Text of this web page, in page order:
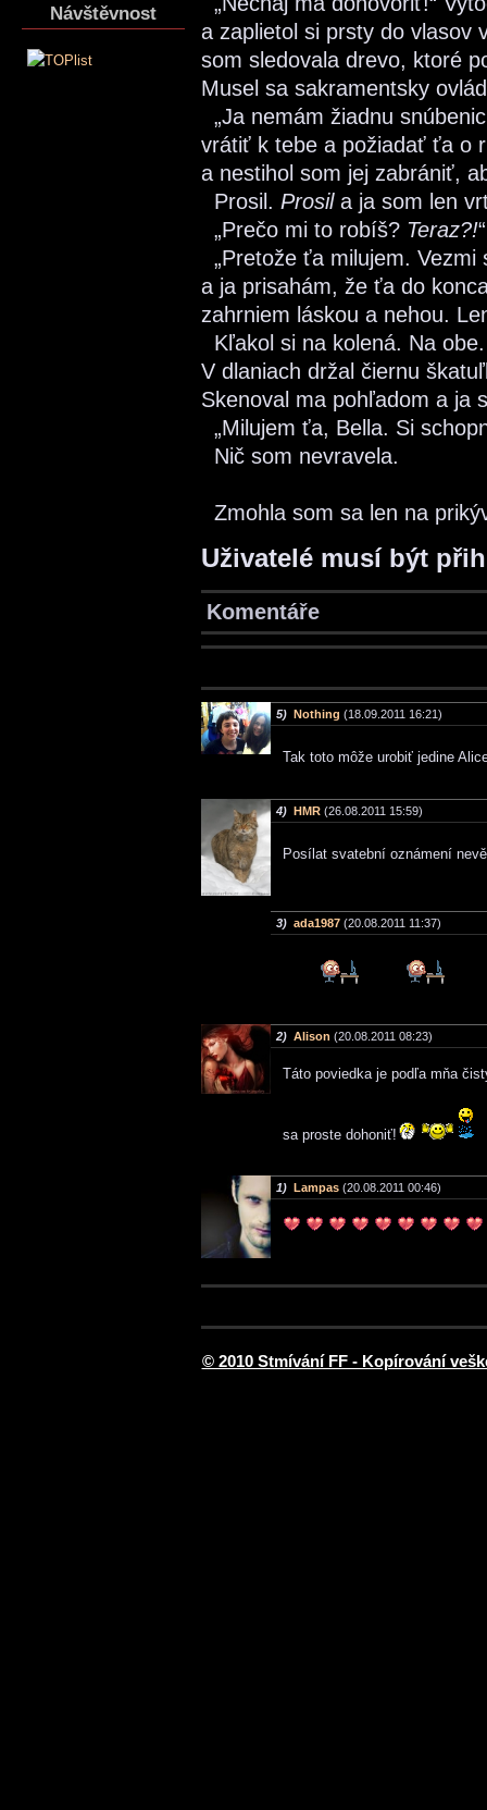
Návštěvnost
a zaplietol si prsty do vlasov
som sledovala drevo, ktoré
Musel sa sakramentsky
„Ja nemám žiadnu
vrátiť k tebe a požiadať ťa o
a nestihol som jej zabrániť,
Prosil. Prosila ja som len
„Prečo mi to robíš? Teraz?!
„Pretože ťa milujem.
a ja prisahám, že ťa do
zahrniem láskou a nehou.
Kľakol si na kolená. Na
V dlaniach držal čiernu
Skenoval ma pohľadom a ja
„Milujem ťa, Bella. Si
Nič som nevravela.
Zmohla som sa len na
Uživatelé musí být
Komentáře
5) Nothing (18.09.2011 16:21)
Tak toto môže urobiť jedine
4) HMR (26.08.2011 15:59)
Posílat svatební oznámení
3) ada1987 (20.08.2011 11:37)
2) Alison (20.08.2011 08:23)
Táto poviedka je podľa mňa
sa proste dohoniť!
1) Lampas (20.08.2011 00:46)
© 2010 Stmívání FF - Kopírování